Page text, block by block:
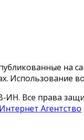
на
Использование
ИН. Все права
Агентство